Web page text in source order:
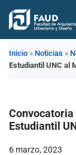
Saltar
contenido
Inicio » Noticias »
Estudiantil UNC al
Estudiantil
6 marzo, 2023